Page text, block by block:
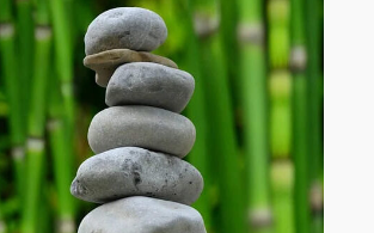
La vie en moi et ses
entraves